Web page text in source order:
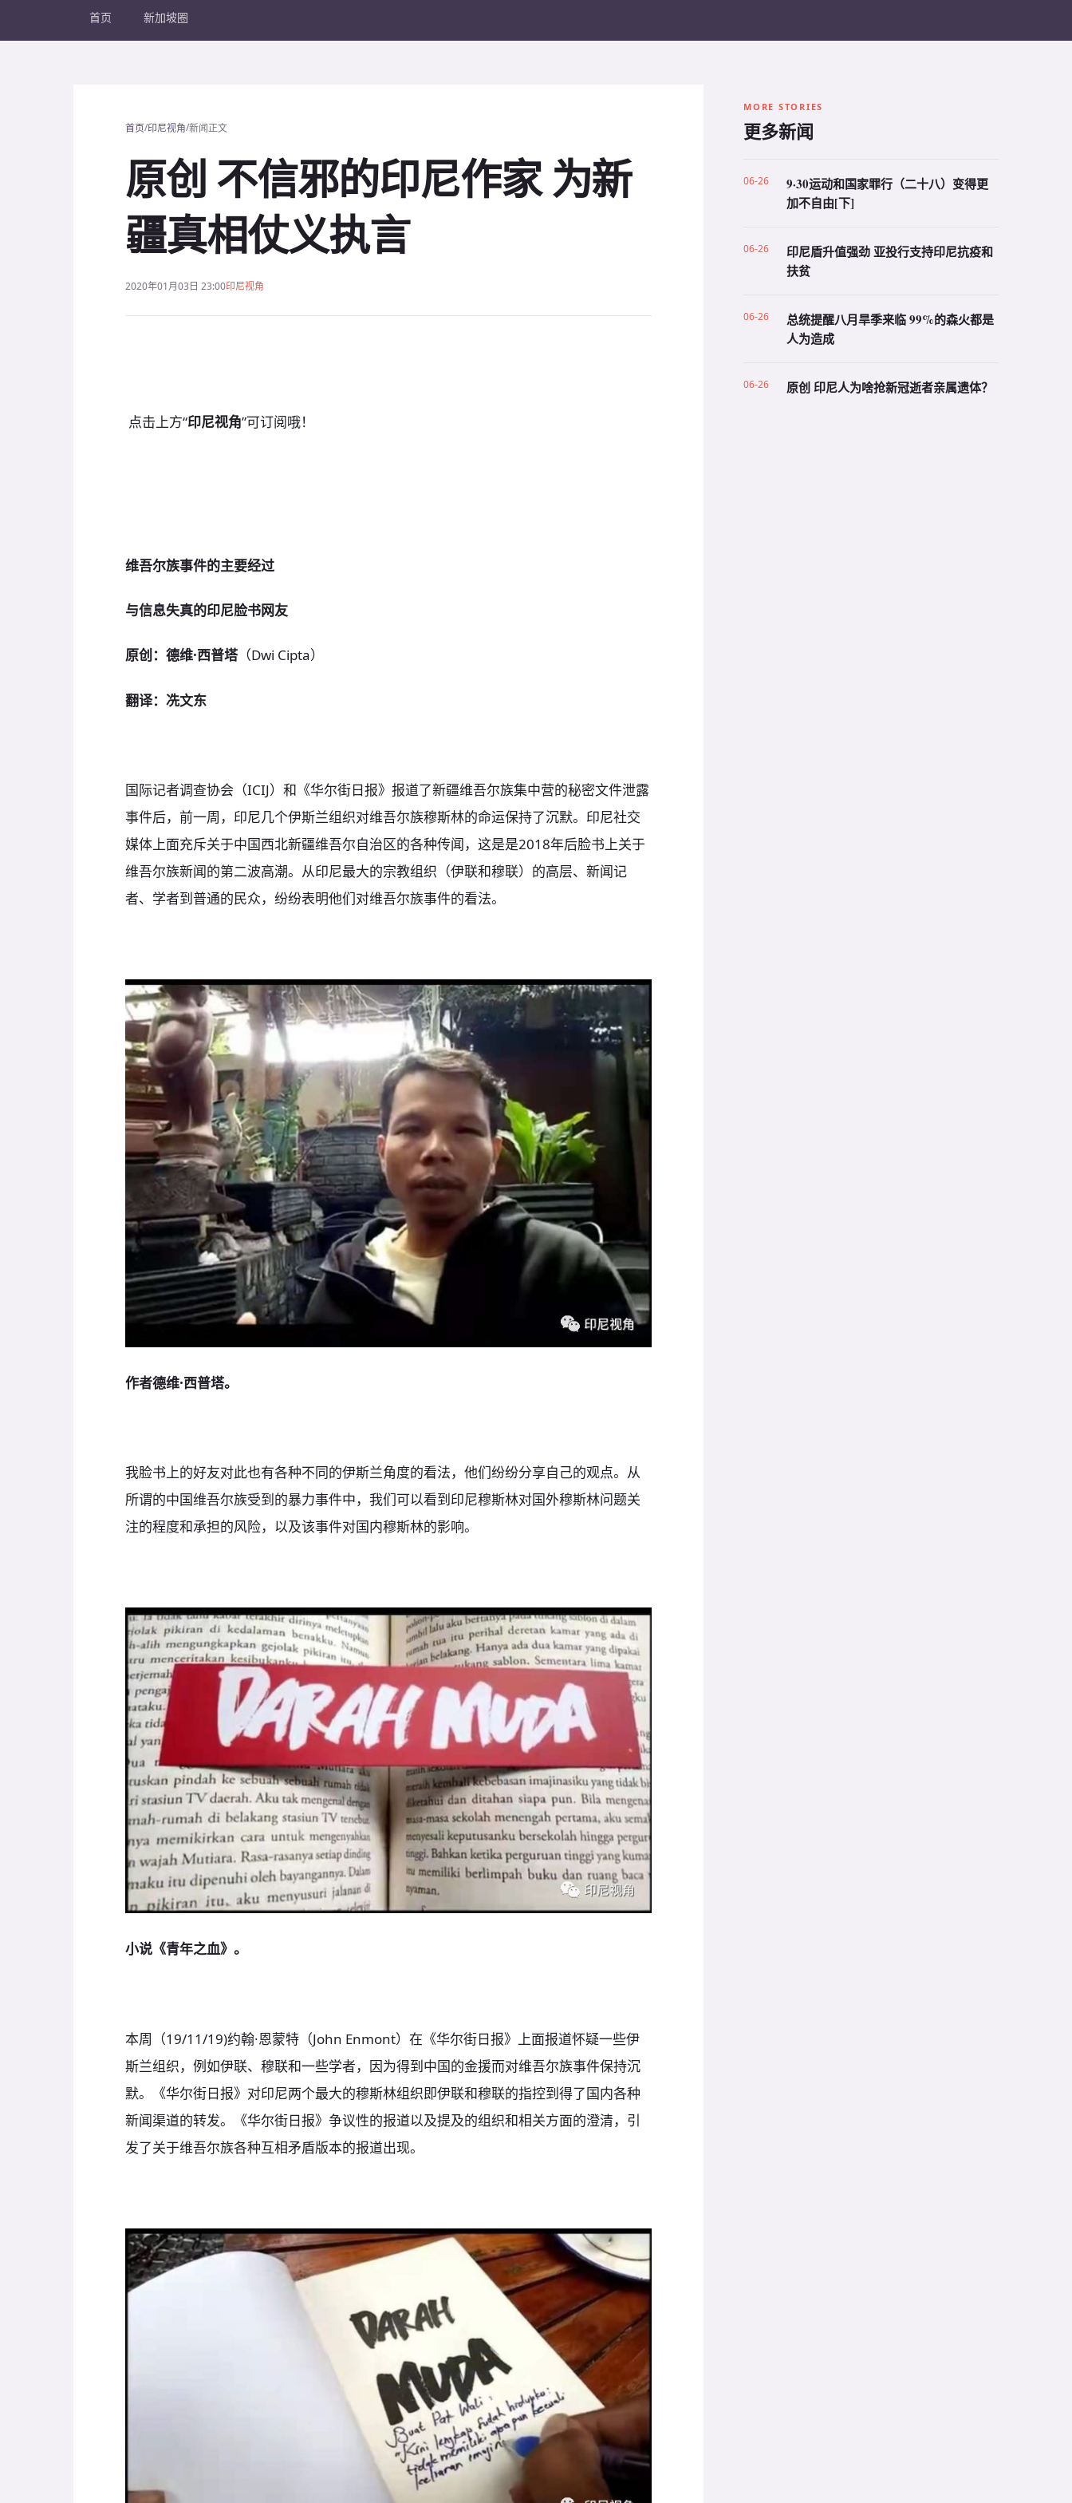
首页 新加坡圈
首页/印尼视角/新闻正文
原创 不信邪的印尼作家 为新
疆真相仗义执言
2020年01月03日 23:00印尼视角
点击上方“印尼视角”可订阅哦！
维吾尔族事件的主要经过
与信息失真的印尼脸书网友
原创：德维·西普塔（Dwi Cipta）
翻译：冼文东
国际记者调查协会（ICIJ）和《华尔街日报》报道了新疆维吾尔族集中营的秘密文件泄露
事件后，前一周，印尼几个伊斯兰组织对维吾尔族穆斯林的命运保持了沉默。印尼社交
媒体上面充斥关于中国西北新疆维吾尔自治区的各种传闻，这是是2018年后脸书上关于
维吾尔族新闻的第二波高潮。从印尼最大的宗教组织（伊联和穆联）的高层、新闻记
者、学者到普通的民众，纷纷表明他们对维吾尔族事件的看法。
作者德维·西普塔。
我脸书上的好友对此也有各种不同的伊斯兰角度的看法，他们纷纷分享自己的观点。从
所谓的中国维吾尔族受到的暴力事件中，我们可以看到印尼穆斯林对国外穆斯林问题关
注的程度和承担的风险，以及该事件对国内穆斯林的影响。
小说《青年之血》。
本周（19/11/19)约翰·恩蒙特（John Enmont）在《华尔街日报》上面报道怀疑一些伊
斯兰组织，例如伊联、穆联和一些学者，因为得到中国的金援而对维吾尔族事件保持沉
默。《华尔街日报》对印尼两个最大的穆斯林组织即伊联和穆联的指控到得了国内各种
新闻渠道的转发。《华尔街日报》争议性的报道以及提及的组织和相关方面的澄清，引
发了关于维吾尔族各种互相矛盾版本的报道出现。
MORE STORIES
更多新闻
06-26
9·30运动和国家罪行（二十八）变得更
加不自由[下]
06-26
印尼盾升值强劲 亚投行支持印尼抗疫和
扶贫
06-26
总统提醒八月旱季来临 99%的森火都是
人为造成
06-26 原创 印尼人为啥抢新冠逝者亲属遗体？